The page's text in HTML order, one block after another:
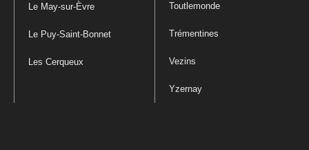
Le May-sur-Èvre
Le Puy-Saint-Bonnet
Les Cerqueux
Toutlemonde
Trémentines
Vezins
Yzernay